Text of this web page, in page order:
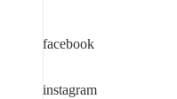
facebook
instagram